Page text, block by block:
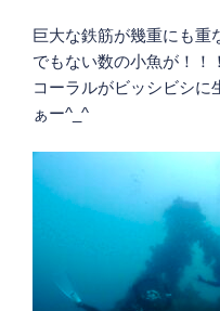
巨大な鉄筋が幾重にも重
でもない数の小魚が！！
コーラルがビッシビシに
ぁー^_^